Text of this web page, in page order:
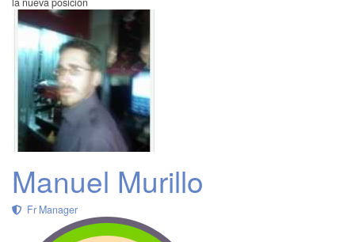
Manuel Murillo
Fr Manager